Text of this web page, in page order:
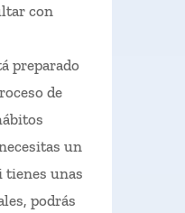
con
preparado
de
un
tienes unas
podrás